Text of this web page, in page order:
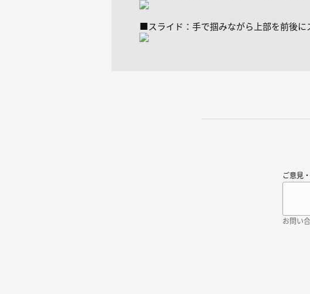
■スライド：手で掴みながら上部を前後に
ご意見
お問い